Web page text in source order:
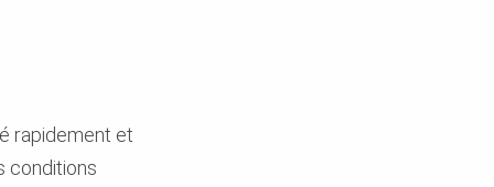
rapidement et
conditions